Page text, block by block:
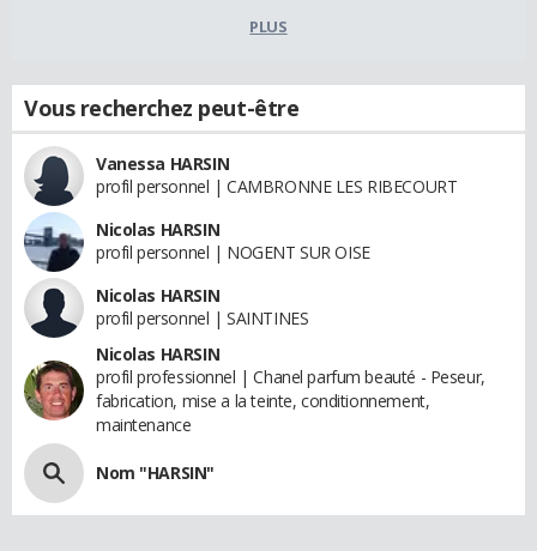
PLUS
Vous recherchez peut-être
Vanessa HARSIN
profil personnel | CAMBRONNE LES RIBECOURT
Nicolas HARSIN
profil personnel | NOGENT SUR OISE
Nicolas HARSIN
profil personnel | SAINTINES
Nicolas HARSIN
profil professionnel | Chanel parfum beauté - Peseur,
fabrication, mise a la teinte, conditionnement,
maintenance
Nom "HARSIN"